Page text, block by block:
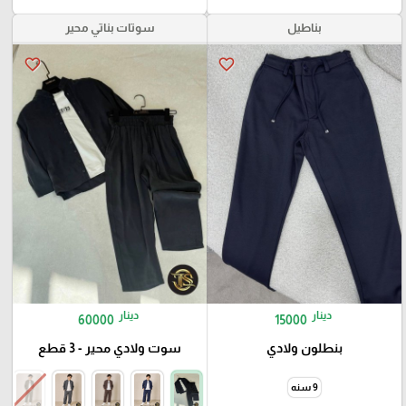
بناطيل
favorite_border
15000 دينار
بنطلون ولادي
9 سنه
سوتات بناتي محير
favorite_border
60000 دينار
سوت ولادي محير - 3 قطع